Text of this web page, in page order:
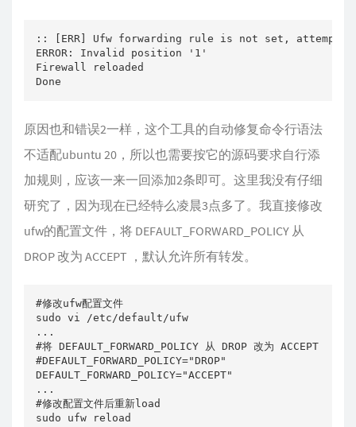
:: [ERR] Ufw forwarding rule is not set, attempt
ERROR: Invalid position '1'
Firewall reloaded
Done
原因也和错误2一样，这个工具的自动修复命令行语法
不适配ubuntu 20，所以也需要按它的源码要求自行添
加规则，应该一来一回添加2条即可。这里我没有仔细
研究了，因为现在已经特么凌晨3点多了。我直接修改
ufw的配置文件，将 DEFAULT_FORWARD_POLICY 从
DROP 改为 ACCEPT ，默认允许所有转发。
#修改ufw配置文件
sudo vi /etc/default/ufw
...
#将 DEFAULT_FORWARD_POLICY 从 DROP 改为 ACCEPT
#DEFAULT_FORWARD_POLICY="DROP"
DEFAULT_FORWARD_POLICY="ACCEPT"
...
#修改配置文件后重新load
sudo ufw reload